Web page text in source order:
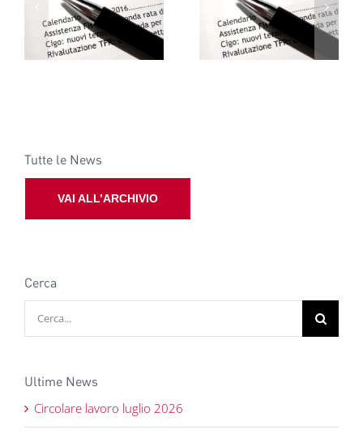
Circolare lavoro
giugno 2026
Circolare lavoro
maggio 2026
Tutte le News
VAI ALL’ARCHIVIO
Cerca
Ultime News
Circolare lavoro luglio 2026